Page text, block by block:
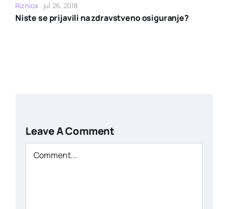
Riznica jul 26, 2018
Niste se prijavili na zdravstveno osiguranje?
Leave A Comment
Comment